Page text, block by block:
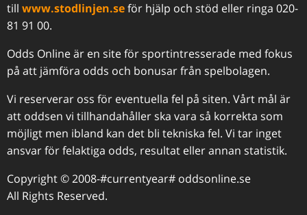
till www.stodlinjen.seför hjälp och stöd eller ringa 020-
81 91 00.
Odds Online är en site för sportintresserade med fokus
på att jämföra odds och bonusar från spelbolagen.
Vi reserverar oss för eventuella fel på siten. Vårt mål är
att oddsen vi tillhandahåller ska vara så korrekta som
möjligt men ibland kan det bli tekniska fel. Vi tar inget
ansvar för felaktiga odds, resultat eller annan statistik.
Copyright © 2008-#currentyear# oddsonline.se
All Rights Reserved.